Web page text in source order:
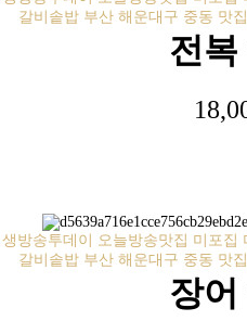
갈비솥밥 부산 해운대구 중동 맛
전
생방송투데이 오늘방송맛집 미포집
갈비솥밥 부산 해운대구 중동 맛
장